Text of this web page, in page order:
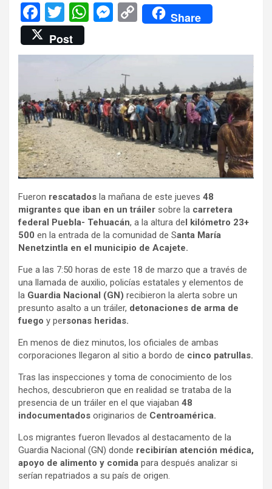
F
a
ce
o
k
T
wi
tt
W
at
A
p
p
M
se
n
g
er
C
o
py
n
k
Share
Post
Fueron rescatados la mañana de este jueves 48
migrantes que iban en un tráiler sobre la carretera
federal Puebla- Tehuacán, a la altura del kilómetro 23+
500 en la entrada de la comunidad de Santa María
Nenetzintla en el municipio de Acajete.
Fue a las 7:50 horas de este 18 de marzo que a través de
una llamada de auxilio, policías estatales y elementos de
la Guardia Nacional (GN) recibieron la alerta sobre un
presunto asalto a un tráiler, detonaciones de arma de
fuego y personas heridas.
En menos de diez minutos, los oficiales de ambas
corporaciones llegaron al sitio a bordo de cinco patrullas.
Tras las inspecciones y toma de conocimiento de los
hechos, descubrieron que en realidad se trataba de la
presencia de un tráiler en el que viajaban 48
indocumentados originarios de Centroamérica.
Los migrantes fueron llevados al destacamento de la
Guardia Nacional (GN) donde recibirían atención médica,
apoyo de alimento y comida para después analizar si
serían repatriados a su país de origen.